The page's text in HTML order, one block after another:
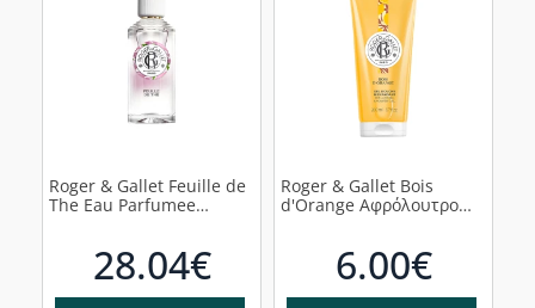
Roger & Gallet Feuille de
The Eau Parfumee
28.04€
Roger & Gallet Bois
d'Orange Αφρόλουτρο
6.00€